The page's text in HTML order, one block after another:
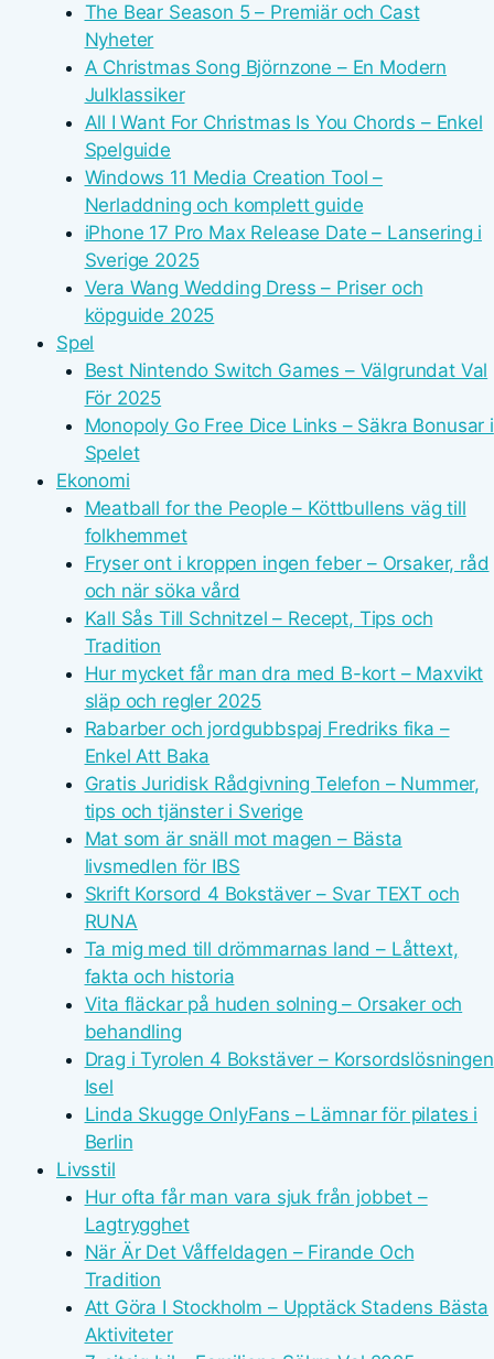
The Bear Season 5 – Premiär och Cast
Nyheter
A Christmas Song Björnzone – En Modern
Julklassiker
All I Want For Christmas Is You Chords – Enkel
Spelguide
Windows 11 Media Creation Tool –
Nerladdning och komplett guide
iPhone 17 Pro Max Release Date – Lansering i
Sverige 2025
Vera Wang Wedding Dress – Priser och
köpguide 2025
Spel
Best Nintendo Switch Games – Välgrundat Val
För 2025
Monopoly Go Free Dice Links – Säkra Bonusar i
Spelet
Ekonomi
Meatball for the People – Köttbullens väg till
folkhemmet
Fryser ont i kroppen ingen feber – Orsaker, råd
och när söka vård
Kall Sås Till Schnitzel – Recept, Tips och
Tradition
Hur mycket får man dra med B-kort – Maxvikt
släp och regler 2025
Rabarber och jordgubbspaj Fredriks fika –
Enkel Att Baka
Gratis Juridisk Rådgivning Telefon – Nummer,
tips och tjänster i Sverige
Mat som är snäll mot magen – Bästa
livsmedlen för IBS
Skrift Korsord 4 Bokstäver – Svar TEXT och
RUNA
Ta mig med till drömmarnas land – Låttext,
fakta och historia
Vita fläckar på huden solning – Orsaker och
behandling
Drag i Tyrolen 4 Bokstäver – Korsordslösningen
Isel
Linda Skugge OnlyFans – Lämnar för pilates i
Berlin
Livsstil
Hur ofta får man vara sjuk från jobbet –
Lagtrygghet
När Är Det Våffeldagen – Firande Och
Tradition
Att Göra I Stockholm – Upptäck Stadens Bästa
Aktiviteter